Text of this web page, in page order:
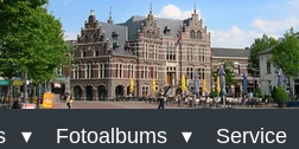
Fotoalbums Service